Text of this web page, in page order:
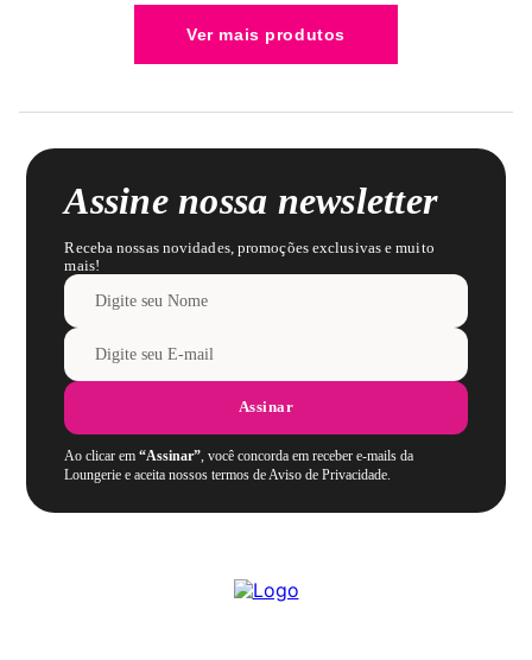
Assine nossa newsletter
Receba nossas novidades, promoções exclusivas e muito
mais!
Assinar
Ao clicar em“Assinar”, você concorda em receber e-mails da
Loungerie e aceita nossos termos de Aviso de Privacidade.